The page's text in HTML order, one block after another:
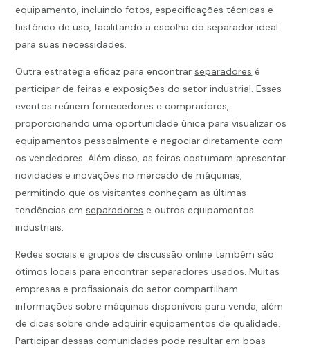
equipamento, incluindo fotos, especificações técnicas e
histórico de uso, facilitando a escolha do separador ideal
para suas necessidades.
Outra estratégia eficaz para encontrarseparadores é
participar de feiras e exposições do setor industrial. Esses
eventos reúnem fornecedores e compradores,
proporcionando uma oportunidade única para visualizar os
equipamentos pessoalmente e negociar diretamente com
os vendedores. Além disso, as feiras costumam apresentar
novidades e inovações no mercado de máquinas,
permitindo que os visitantes conheçam as últimas
tendências emseparadores e outros equipamentos
industriais.
Redes sociais e grupos de discussão online também são
ótimos locais para encontrarseparadores usados. Muitas
empresas e profissionais do setor compartilham
informações sobre máquinas disponíveis para venda, além
de dicas sobre onde adquirir equipamentos de qualidade.
Participar dessas comunidades pode resultar em boas